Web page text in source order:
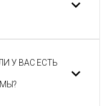
У ВАС ЕСТЬ